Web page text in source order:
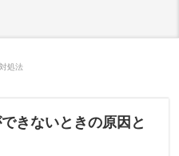
処法
きないときの原因と